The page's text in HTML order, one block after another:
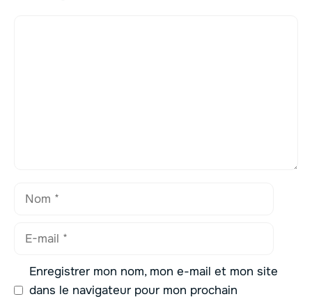
Nom
Enregistrer mon nom, mon e-mail et mon site
dans le navigateur pour mon prochain